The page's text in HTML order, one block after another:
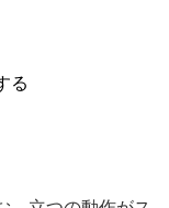
る